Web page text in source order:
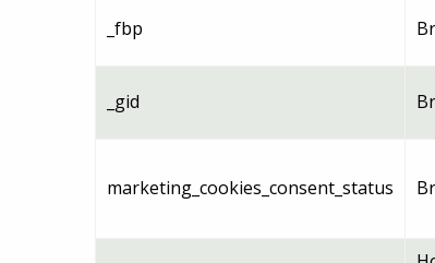
_fbp
_gid
marketing_cookies_consent_status